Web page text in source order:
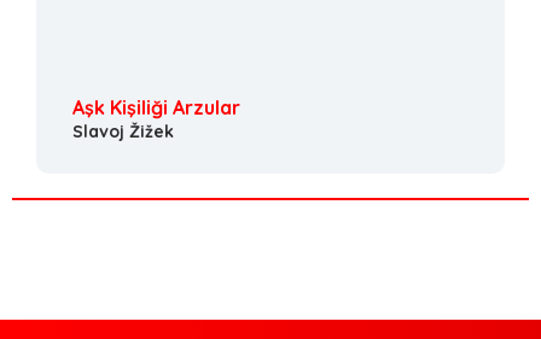
Aşk Kişiliği Arzular
Slavoj Žižek